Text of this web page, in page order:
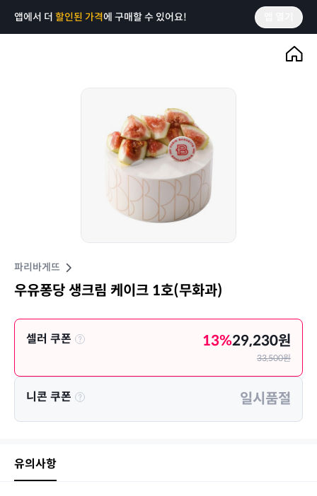
앱에서 더 할인된 가격에 구매할 수 있어요!
파리바게뜨
우유퐁당 생크림 케이크 1호(무화과)
셀러 쿠폰 13%29,230원
33,500원
니콘 쿠폰 일시품절
유의사항